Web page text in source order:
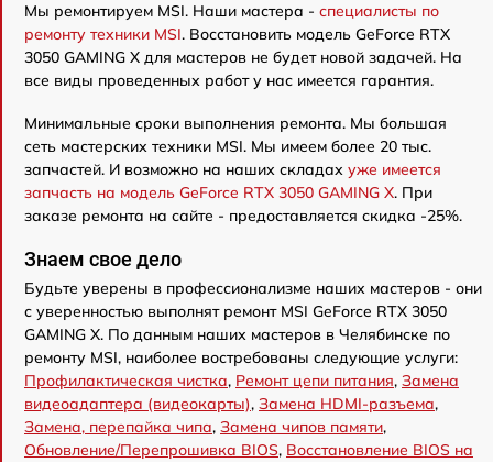
Мы ремонтируем MSI. Наши мастера - специалисты по
ремонту техники MSI. Восстановить модель GeForce RTX
3050 GAMING X для мастеров не будет новой задачей. На
все виды проведенных работ у нас имеется гарантия.
Минимальные сроки выполнения ремонта. Мы большая
сеть мастерских техники MSI. Мы имеем более 20 тыс.
запчастей. И возможно на наших складах уже имеется
запчасть на модель GeForce RTX 3050 GAMING X. При
заказе ремонта на сайте - предоставляется скидка -25%.
Знаем свое дело
Будьте уверены в профессионализме наших мастеров - они
с уверенностью выполнят ремонт MSI GeForce RTX 3050
GAMING X. По данным наших мастеров в Челябинске по
ремонту MSI, наиболее востребованы следующие услуги:
Профилактическая чистка, Ремонт цепи питания, Замена
видеоадаптера (видеокарты), Замена HDMI-разъема,
Замена, перепайка чипа, Замена чипов памяти,
Обновление/Перепрошивка BIOS, Восстановление BIOS на